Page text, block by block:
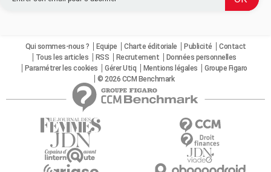
Qui sommes-nous ? Equipe Charte éditoriale Publicité
Contact
Tous les articles
RSS Recrutement
Données personnelles
Paramétrer les cookies
Gérer Utiq Mentions légales
Groupe Figaro
© 2026 CCM Benchmark